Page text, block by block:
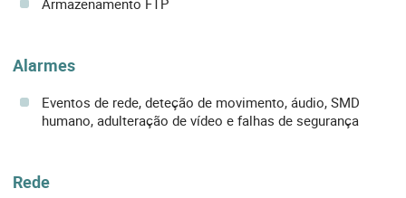
Alarmes
Eventos de rede, deteção de movimento, áudio, SMD
humano, adulteração de vídeo e falhas de segurança
Rede